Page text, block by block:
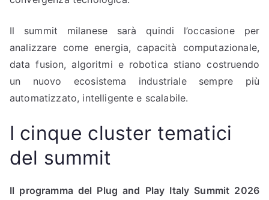
Il summit milanese sarà quindi l’occasione per
analizzare come energia, capacità computazionale,
data fusion, algoritmi e robotica stiano costruendo
un nuovo ecosistema industriale sempre più
automatizzato, intelligente e scalabile.
I cinque cluster tematici
del summit
Il programma del Plug and Play Italy Summit 2026